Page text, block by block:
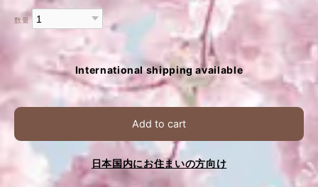
数量
International shipping available
Add to cart
日本国内にお住まいの方向け